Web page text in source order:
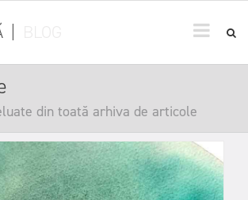
din toată arhiva de articole